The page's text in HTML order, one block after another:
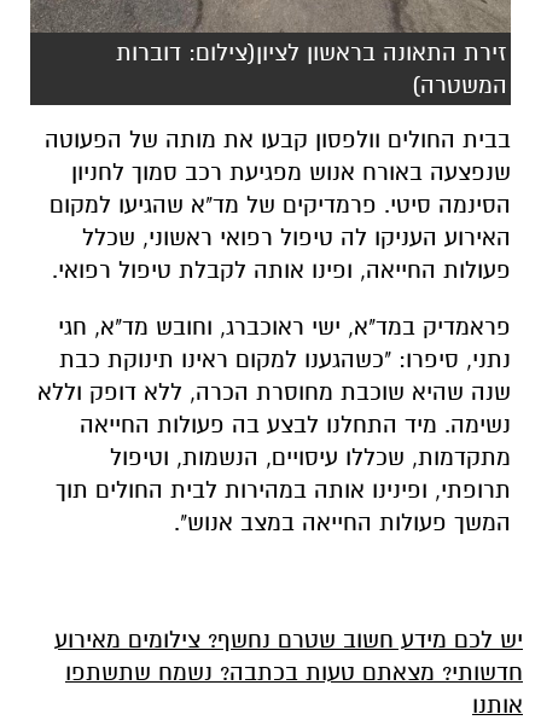
זירת התאונה בראשון לציון(צילום: דוברות
המשטרה)
בבית החולים וולפסון קבעו את מותה של הפעוטה
שנפצעה באורח אנוש מפגיעת רכב סמוך לחניון
הסינמה סיטי. פרמדיקים של מד"א שהגיעו למקום
האירוע העניקו לה טיפול רפואי ראשוני, שכלל
פעולות החייאה, ופינו אותה לקבלת טיפול רפואי.
פראמדיק במד"א, ישי ראוכברג, וחובש מד"א, חגי
נתני, סיפרו: "כשהגענו למקום ראינו תינוקת כבת
שנה שהיא שוכבת מחוסרת הכרה, ללא דופק וללא
נשימה. מיד התחלנו לבצע בה פעולות החייאה
מתקדמות, שכללו עיסויים, הנשמות, וטיפול
תרופתי, ופינינו אותה במהירות לבית החולים תוך
המשך פעולות החייאה במצב אנוש".
יש לכם מידע חשוב שטרם נחשף? צילומים מאירוע
חדשותי? מצאתם טעות בכתבה? נשמח שתשתפו
אותנו